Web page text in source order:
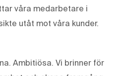
våra medarbetare i
utåt mot våra kunder.
Ambitiösa. Vi brinner för